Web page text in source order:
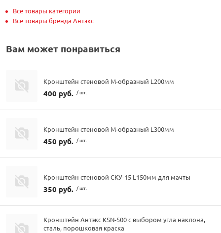
Все товары категории
Все товары бренда Антэкс
Вам может понравиться
Кронштейн стеновой М-образный L200мм
400 руб. / шт.
Кронштейн стеновой М-образный L300мм
450 руб. / шт.
Кронштейн стеновой СКУ-15 L150мм для мачты
350 руб. / шт.
Кронштейн Антэкс KSN-500 с выбором угла наклона,
сталь, порошковая краска